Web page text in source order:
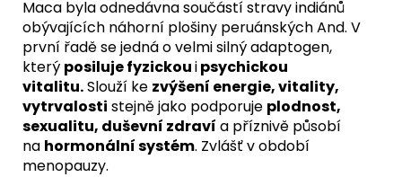
Maca byla odnedávna součástí stravy indiánů
obývajících náhorní plošiny peruánských And. V
první řadě se jedná o velmi silný adaptogen,
který posiluje fyzickouipsychickou
vitalitu.Slouží ke zvýšení energie, vitality,
vytrvalosti stejně jako podporuje plodnost,
sexualitu, duševní zdraví a příznivě působí
na hormonální systém. Zvlášť v období
menopauzy.